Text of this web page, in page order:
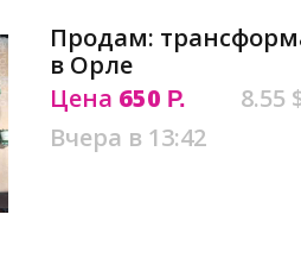
Продам:
в Орле
Цена 650 Р.
8.55
Вчера в 13:42